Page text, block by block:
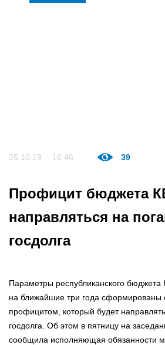
25.10.19 16:46 39
Профицит бюджета
направляться на
госдолга
Параметры республиканского бюджета
на ближайшие три года сформированы
профицитом, который будет
госдолга. Об этом в пятницу на
сообщила исполняющая обязанности